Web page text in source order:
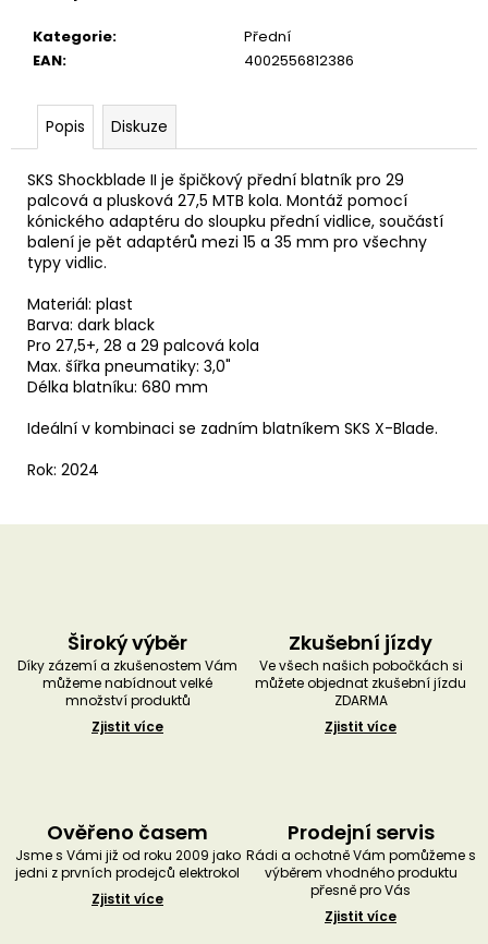
Kategorie:
Přední
EAN: 4002556812386
Popis Diskuze
SKS Shockblade II je špičkový přední blatník pro 29
palcová a plusková 27,5 MTB kola. Montáž pomocí
kónického adaptéru do sloupku přední vidlice, součástí
balení je pět adaptérů mezi 15 a 35 mm pro všechny
typy vidlic.
Materiál: plast
Barva: dark black
Pro 27,5+, 28 a 29 palcová kola
Max. šířka pneumatiky: 3,0"
Délka blatníku: 680 mm
Ideální v kombinaci se zadním blatníkem SKS X-Blade.
Rok: 2024
Široký výběr
Díky zázemí a zkušenostem Vám
můžeme nabídnout velké
množství produktů
Zjistit více
Zkušební jízdy
Ve všech našich pobočkách si
můžete objednat zkušební jízdu
ZDARMA
Zjistit více
Ověřeno časem
Jsme s Vámi již od roku 2009 jako
jedni z prvních prodejců elektrokol
Zjistit více
Prodejní servis
Rádi a ochotně Vám pomůžeme s
výběrem vhodného produktu
přesně pro Vás
Zjistit více